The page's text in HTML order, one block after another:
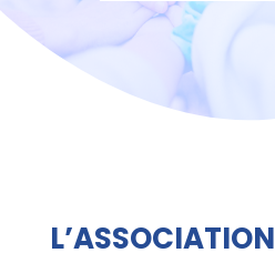
L’ASSOCIATION